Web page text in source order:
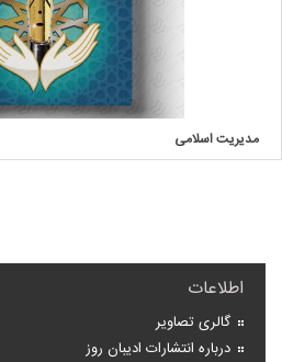
مدیریت اسلامی
اطلاعات
گالری تصاویر
درباره انتشارات ادیبان روز